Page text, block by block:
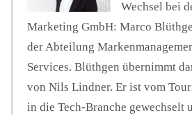
Seminare
Wechsel bei
Marketing GmbH: Marco
der Abteilung
Services. Blüthgen übernimmt
von Nils Lindner. Er ist vom
in die Tech-Branche gewechselt